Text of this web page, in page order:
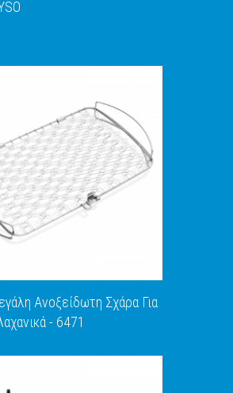
Ανοξείδωτη Σχάρα Για
- 6471